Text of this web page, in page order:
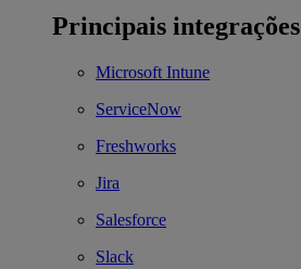
Principais integrações
Microsoft Intune
ServiceNow
Freshworks
Jira
Salesforce
Slack